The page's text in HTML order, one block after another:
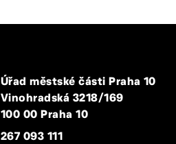
Úřad městské části Praha 10
Vinohradská 3218/169
100 00 Praha 10
267 093 111